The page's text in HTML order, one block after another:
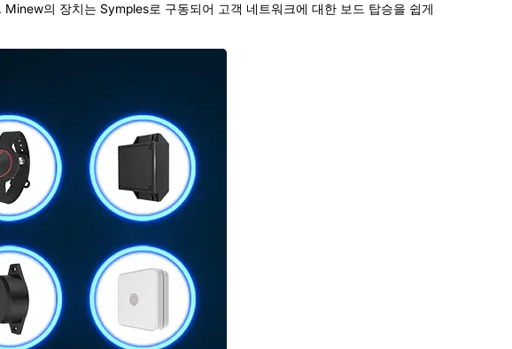
의 장치는 Symples로 구동되어 고객 네트워크에 대한 보드 탑승을 쉽게